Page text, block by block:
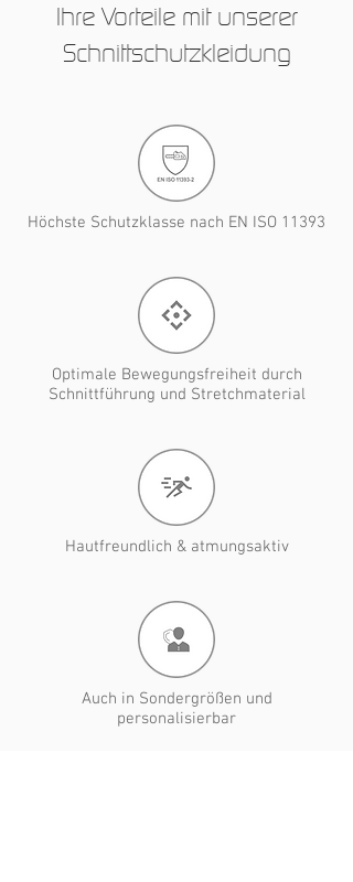
Ihre Vorteile mit unserer
Schnittschutzkleidung
Höchste Schutzklasse nach EN ISO 11393
Optimale Bewegungsfreiheit durch
Schnittführung und Stretchmaterial
Hautfreundlich & atmungsaktiv
Auch in Sondergrößen und
personalisierbar